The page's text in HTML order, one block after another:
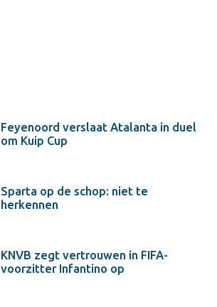
Feyenoord verslaat Atalanta in duel
om Kuip Cup
Sparta op de schop: niet te
herkennen
KNVB zegt vertrouwen in FIFA-
voorzitter Infantino op